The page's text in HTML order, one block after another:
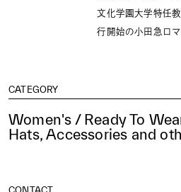
文化学園大学特任
行開始の小田急ロ
CATEGORY
Women's / Ready To
Hats, Accessories and